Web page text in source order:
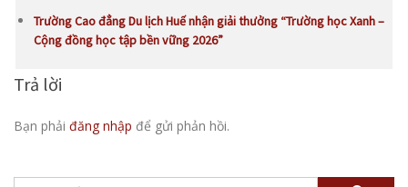
Trường Cao đẳng Du lịch Huế nhận giải thưởng “Trường học Xanh –
Cộng đồng học tập bền vững 2026”
Trả lời
Bạn phải đăng nhập để gửi phản hồi.